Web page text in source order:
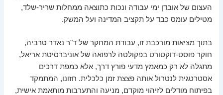
העצום של אובדן ימי עבודה ונכות כתוצאה ממחלות שריר-שלד,
מטילים עומס כבד על תקציב המדינה ועל המשק.
בתוך מציאות מורכבת זו, עבודת המחקר של ד"ר נאדר טרביה,
חוקר פוסט-דוקטורט בפקולטה לרפואה של אוניברסיטת אריאל,
מתגלה לא רק כמאמץ מדעי פורץ דרך, אלא כמפת דרכים
אסטרטגית לנטרול אותה פצצת זמן כלכלית. חזונו, המתמקד
בפיתוח מודלים לזיהוי מוקדם, מניעה והתערבות מותאמת אישית,